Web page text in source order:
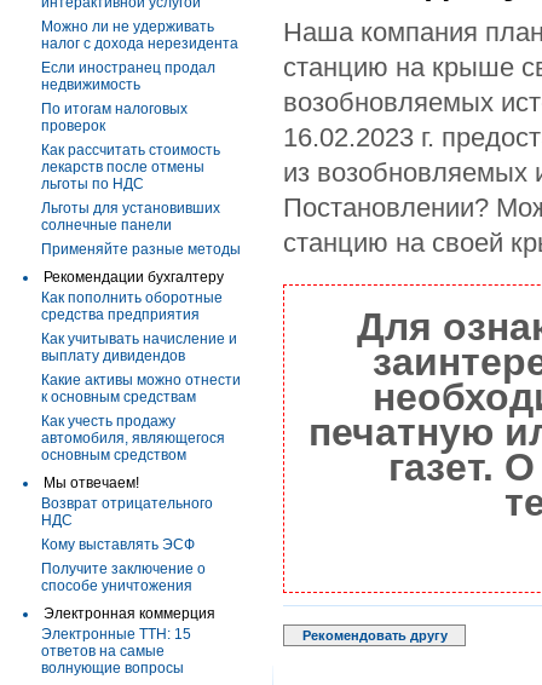
Можно ли не удерживать
налог с дохода нерезидента
Если иностранец продал
недвижимость
По итогам налоговых
проверок
Как рассчитать стоимость
лекарств после отмены
льготы по НДС
Льготы для установивших
солнечные панели
Применяйте разные методы
Рекомендации бухгалтеру
Как пополнить оборотные
средства предприятия
Как учитывать начисление и
выплату дивидендов
Какие активы можно отнести
к основным средствам
Как учесть продажу
автомобиля, являющегося
основным средством
Мы отвечаем!
Возврат отрицательного
НДС
Кому выставлять ЭСФ
Получите заключение о
способе уничтожения
Электронная коммерция
Электронные ТТН: 15
ответов на самые
волнующие вопросы
Наша компания
станцию на крыше
возобновляемых
16.02.2023 г.
из возобновляемых
Постановлении?
станцию на своей
Для
печатную
газет.
Рекомендовать другу